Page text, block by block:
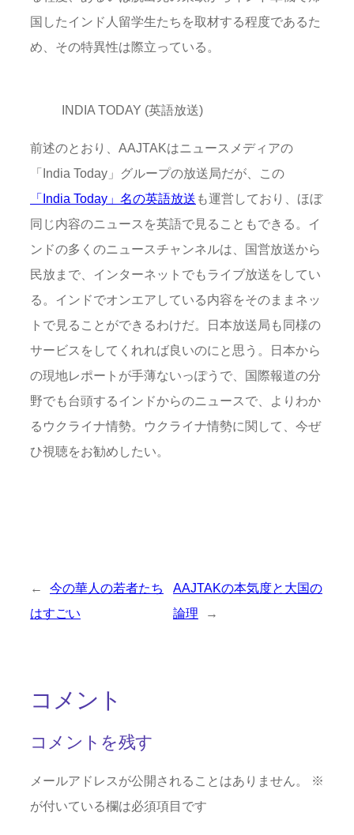
国したインド人留学生たちを取材する程度であるた
め、その特異性は際立っている。
INDIA TODAY (英語放送)
前述のとおり、AAJTAKはニュースメディアの
「India Today」グループの放送局だが、この
「India Today」名の英語放送 も運営しており、ほぼ
同じ内容のニュースを英語で見ることもできる。イ
ンドの多くのニュースチャンネルは、国営放送から
民放まで、インターネットでもライブ放送をしてい
る。インドでオンエアしている内容をそのままネッ
トで見ることができるわけだ。日本放送局も同様の
サービスをしてくれれば良いのにと思う。日本から
の現地レポートが手薄ないっぽうで、国際報道の分
野でも台頭するインドからのニュースで、よりわか
るウクライナ情勢。ウクライナ情勢に関して、今ぜ
ひ視聴をお勧めしたい。
←
今の華人の若者たち
はすごい
AAJTAKの本気度と大国の
論理
→
コメント
コメントを残す
メールアドレスが公開されることはありません。
※
が付いている欄は必須項目です